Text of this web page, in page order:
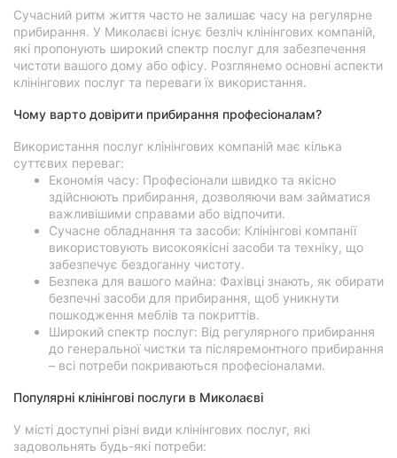
Сучасний ритм життя часто не залишає часу на регулярне
прибирання. У Миколаєві існує безліч клінінгових компаній,
які пропонують широкий спектр послуг для забезпечення
чистоти вашого дому або офісу. Розглянемо основні аспекти
клінінгових послуг та переваги їх використання.
Чому варто довірити прибирання професіоналам?
Використання послуг клінінгових компаній має кілька
суттєвих переваг:
Економія часу: Професіонали швидко та якісно
здійснюють прибирання, дозволяючи вам займатися
важливішими справами або відпочити.
Сучасне обладнання та засоби: Клінінгові компанії
використовують високоякісні засоби та техніку, що
забезпечує бездоганну чистоту.
Безпека для вашого майна: Фахівці знають, як обирати
безпечні засоби для прибирання, щоб уникнути
пошкодження меблів та покриттів.
Широкий спектр послуг: Від регулярного прибирання
до генеральної чистки та післяремонтного прибирання
– всі потреби покриваються професіоналами.
Популярні клінінгові послуги в Миколаєві
У місті доступні різні види клінінгових послуг, які
задовольнять будь-які потреби: